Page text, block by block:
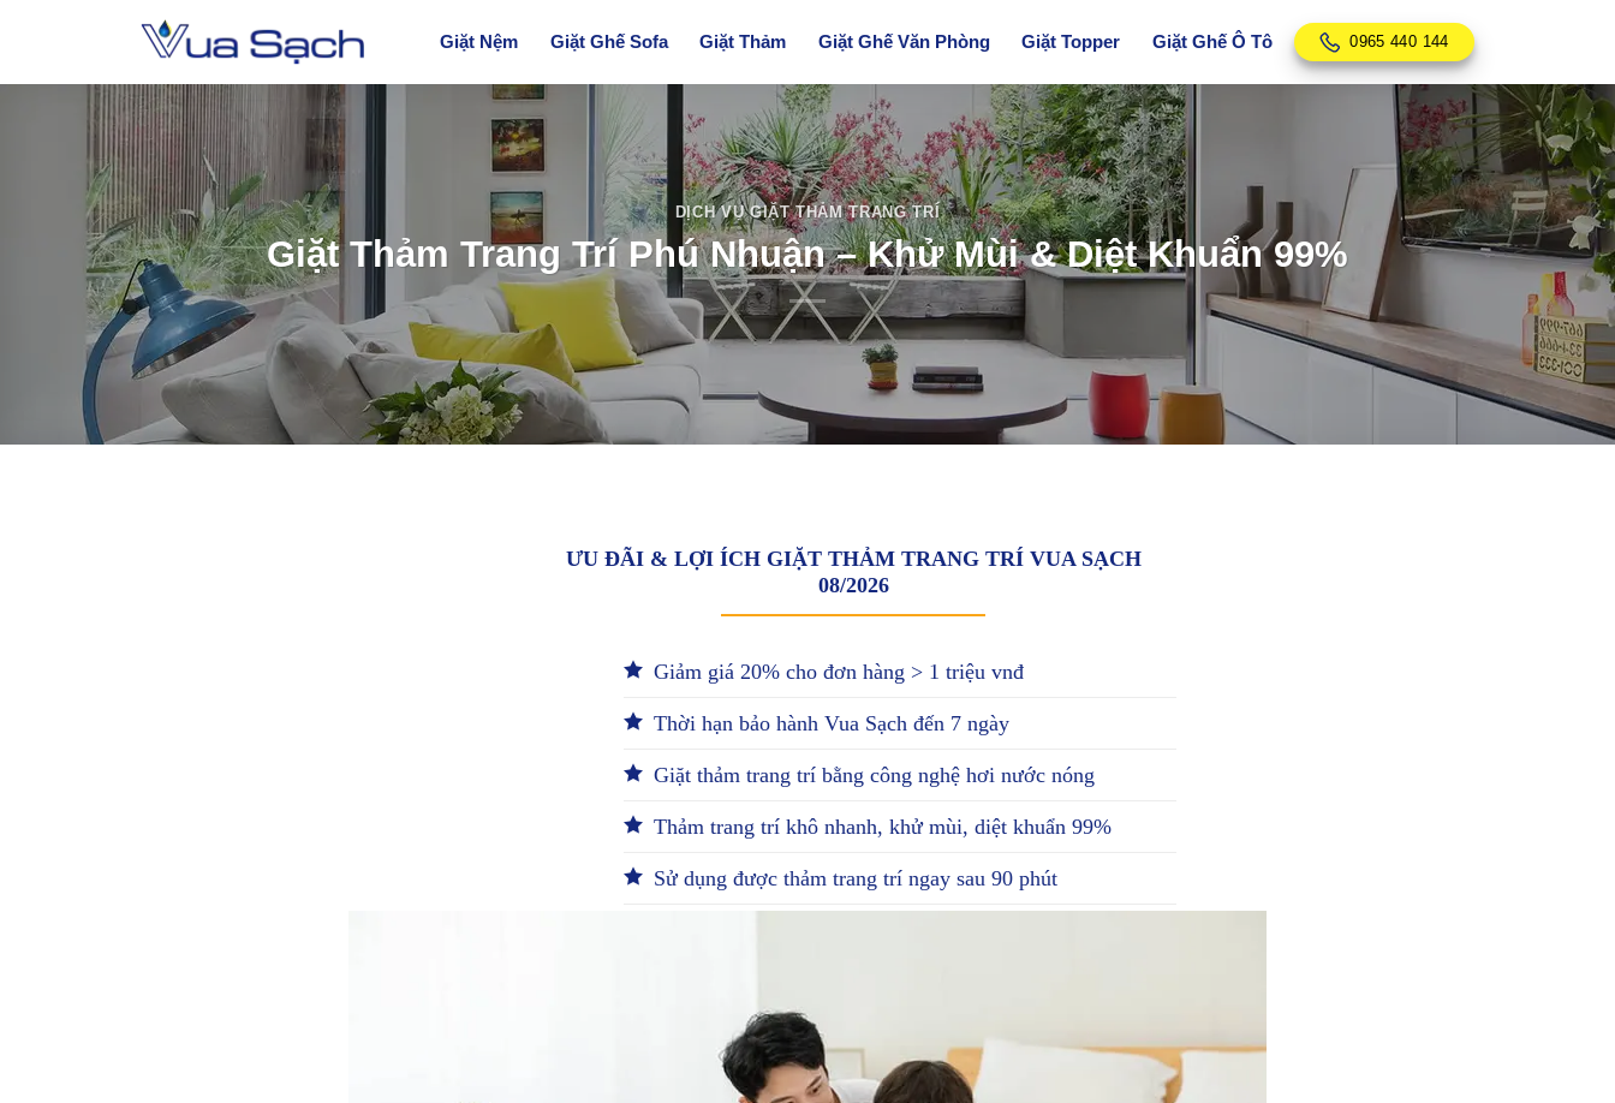
Giặt Nệm Giặt Ghế Sofa Giặt Thảm Giặt Ghế Văn Phòng Giặt Topper Giặt Ghế Ô Tô 0965 440 144
DỊCH VỤ GIẶT THẢM TRANG TRÍ
Giặt Thảm Trang Trí Phú Nhuận – Khử Mùi & Diệt Khuẩn 99%
ƯU ĐÃI & LỢI ÍCH GIẶT THẢM TRANG TRÍ VUA SẠCH
08/2026
Giảm giá 20% cho đơn hàng > 1 triệu vnđ
Thời hạn bảo hành Vua Sạch đến 7 ngày
Giặt thảm trang trí bằng công nghệ hơi nước nóng
Thảm trang trí khô nhanh, khử mùi, diệt khuẩn 99%
Sử dụng được thảm trang trí ngay sau 90 phút